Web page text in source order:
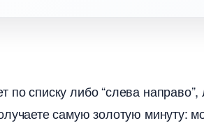
по списку либо “слева
самую золотую минуту: